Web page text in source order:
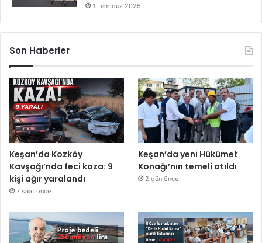
1 Temmuz 2025
Son Haberler
Keşan’da Kozköy
Kavşağı’nda feci kaza: 9
kişi ağır yaralandı
7 saat önce
Keşan’da yeni Hükümet
Konağı’nın temeli atıldı
2 gün önce